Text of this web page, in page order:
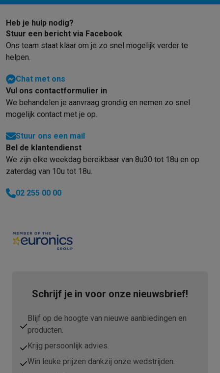
Heb je hulp nodig?
Stuur een bericht via Facebook
Ons team staat klaar om je zo snel mogelijk verder te
helpen.
Chat met ons
Vul ons contactformulier in
We behandelen je aanvraag grondig en nemen zo snel
mogelijk contact met je op.
Stuur ons een mail
Bel de klantendienst
We zijn elke weekdag bereikbaar van 8u30 tot 18u en op
zaterdag van 10u tot 18u.
02 255 00 00
Schrijf je in voor onze nieuwsbrief!
Blijf op de hoogte van nieuwe aanbiedingen en
producten.
Krijg persoonlijk advies.
Win leuke prijzen dankzij onze wedstrijden.